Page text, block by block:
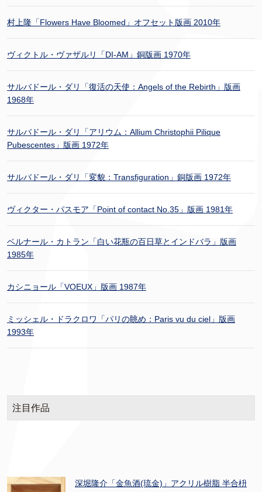
村上隆「Flowers Have Bloomed」オフセット版画 2010年
ヴィクトル・ヴァザルリ「DI-AM」銅版画 1970年
サルバドール・ダリ「復活の天使：Angels of the Rebirth」版画
1968年
サルバドール・ダリ「アリウム：Allium Christophii Pilique
Pubescentes」版画 1972年
サルバドール・ダリ「変貌：Transfiguration」銅版画 1972年
ヴィクター・パスモア「Point of contact No.35」版画 1981年
ベルナール・カトラン「白い花瓶の百日草とインドバラ」版画
1985年
カシニョール「VOEUX」版画 1987年
ミッシェル・ドラクロワ「パリの眺め：Paris vu du ciel」版画
1993年
注目作品
深堀隆介「金魚酒(琉金)」アクリル樹脂 半合枡